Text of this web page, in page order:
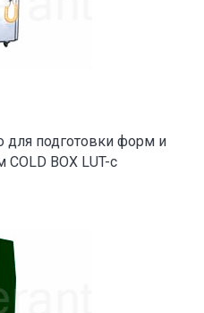
для подготовки форм и
BOX LUT-c